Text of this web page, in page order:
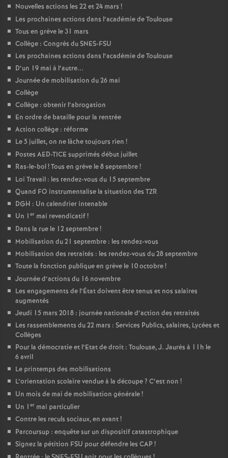
Nouvelles actions les 22 et 24 mars !
Les prochaines actions dans l’académie de Toulouse
Tous en grève le 31 mars
Collège : Congrès du SNES-FSU
Les prochaines actions dans l’académie de Toulouse
D’un 19 mai à l’autre...
Journée de mobilisation du 26 mai
Collège
Collège : obtenir l’abrogation
En ordre de bataille pour la rentrée
Action collège : réforme
Le 5 juillet, on ne lâche toujours rien !
Postes AED-TICE supprimés début juillet
Ras-le-bol! Tous en grève le 8 septembre!
Loi Travail : les rendez-vous du 15 septembre
Quand FO instrumentalise la situation des TZR
DGH : Un calendrier intenable
Un 1 er mai revendicatif!
Dans la rue le 12 septembre!
Mobilisation du 21 septembre : les rendez-vous
Mobilisation des retraités : les rendez-vous du 28 septembre
Toute la fonction publique en grève le 10 octobre!
Journée d’actions du 16 novembre
Les engagements de l’État doivent être tenus et nos salaires
augmentés
Jeudi 15 mars 2018 : journée nationale d’action des retraités
Les rassemblements du 22 mars : Services Publics, salaires, Lycées et
Collèges
Pour la démocratie et l’Etat de droit : Toulouse, J. Jaurès à 11h le
6 avril
Le printemps des mobilisations
L’orientation scolaire vendue à la découpe? C’est non !
Un mois de mai de mobilisation générale!
Un 1 er mai particulier
Contre les reculs sociaux, en avant!
Parcoursup : enquête sur un dispositif catastrophique
Signez la pétition FSU pour défendre les CAP!